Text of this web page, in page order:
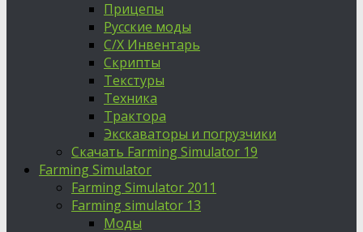
Прицепы
Русские моды
С/Х Инвентарь
Скрипты
Текстуры
Техника
Трактора
Экскаваторы и погрузчики
Скачать Farming Simulator 19
Farming Simulator
Farming Simulator 2011
Farming simulator 13
Моды